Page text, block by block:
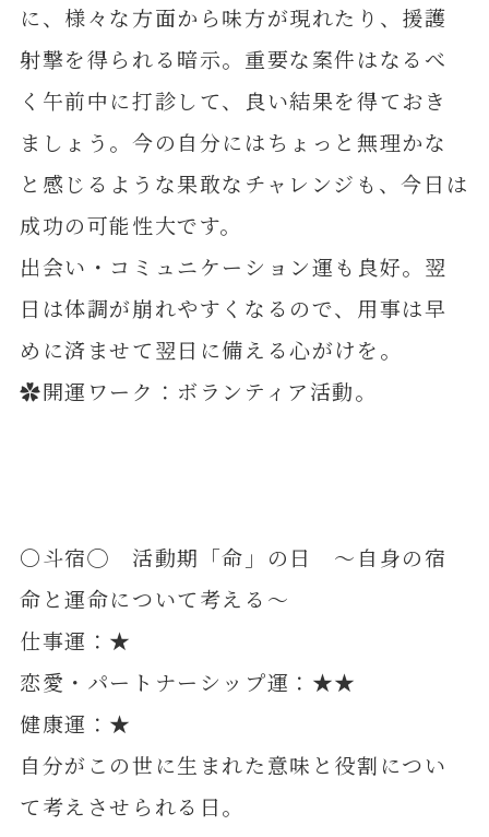
に、様々な方面から味方が現れたり、援護
射撃を得られる暗示。重要な案件はなるべ
く午前中に打診して、良い結果を得ておき
ましょう。今の自分にはちょっと無理かな
と感じるような果敢なチャレンジも、今日は
成功の可能性大です。
出会い・コミュニケーション運も良好。翌
日は体調が崩れやすくなるので、用事は早
めに済ませて翌日に備える心がけを。
✿開運ワーク：ボランティア活動。
〇斗宿◯ 活動期「命」の日 ～自身の宿
命と運命について考える～
仕事運：★
恋愛・パートナーシップ運：★★
健康運：★
自分がこの世に生まれた意味と役割につい
て考えさせられる日。